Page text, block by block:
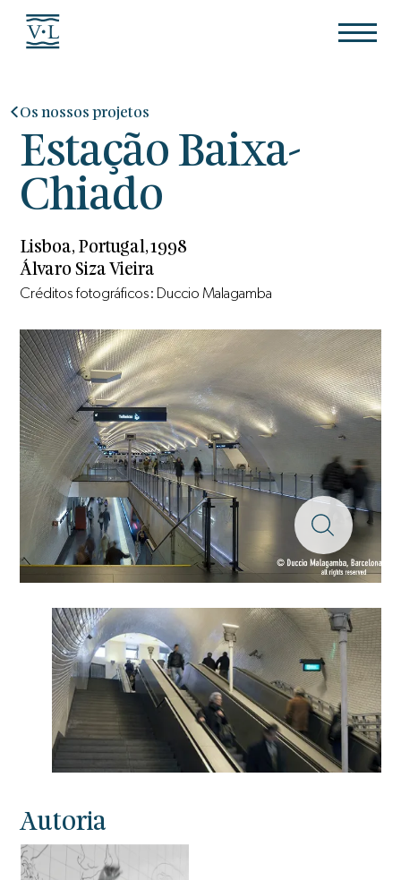
Os nossos projetos
Estação Baixa-
Chiado
Lisboa, Portugal, 1998
Álvaro Siza Vieira
Créditos fotográficos: Duccio Malagamba
Autoria